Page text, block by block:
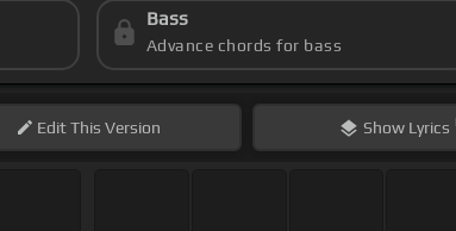
Bass
Advance chords for bass
EditThis Version Show Lyrics